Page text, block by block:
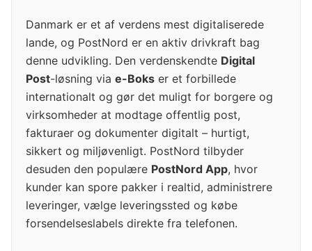
Danmark er et af verdens mest digitaliserede
lande, og PostNord er en aktiv drivkraft bag
denne udvikling. Den verdenskendte Digital
Post-løsning via e-Boks er et forbillede
internationalt og gør det muligt for borgere og
virksomheder at modtage offentlig post,
fakturaer og dokumenter digitalt – hurtigt,
sikkert og miljøvenligt. PostNord tilbyder
desuden den populære PostNord App, hvor
kunder kan spore pakker i realtid, administrere
leveringer, vælge leveringssted og købe
forsendelseslabels direkte fra telefonen.